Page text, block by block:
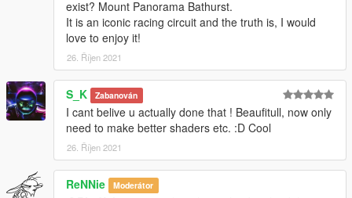
exist? Mount Panorama Bathurst.
It is an iconic racing circuit and the truth is, I would
love to enjoy it!
26. Říjen 2021
S_K Zabanován
I cant belive u actually done that ! Beaufitull, now only
need to make better shaders etc. :D Cool
26. Říjen 2021
ReNNie Moderátor